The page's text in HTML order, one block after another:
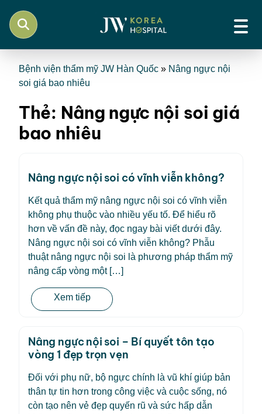
Bệnh viện thẩm mỹ JW Hàn Quốc » Nâng ngực nội
soi giá bao nhiêu
Thẻ: Nâng ngực nội soi giá
bao nhiêu
Nâng ngực nội soi có vĩnh viễn không?
Kết quả thẩm mỹ nâng ngực nội soi có vĩnh viễn
không phụ thuộc vào nhiều yếu tố. Để hiểu rõ
hơn về vấn đề này, đọc ngay bài viết dưới đây.
Nâng ngực nội soi có vĩnh viễn không? Phẫu
thuật nâng ngực nội soi là phương pháp thẩm mỹ
nâng cấp vòng một […]
Xem tiếp
Nâng ngực nội soi – Bí quyết tôn tạo
vòng 1 đẹp trọn vẹn
Đối với phụ nữ, bộ ngực chính là vũ khí giúp bản
thân tự tin hơn trong công việc và cuộc sống, nó
còn tạo nên vẻ đẹp quyến rũ và sức hấp dẫn